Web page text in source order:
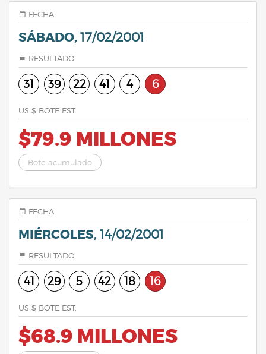
FECHA
SÁBADO, 17/02/2001
RESULTADO
31 39 22 41 4 6
US $ BOTE EST.
$79.9 MILLONES
Bote acumulado
FECHA
MIÉRCOLES, 14/02/2001
RESULTADO
41 29 5 42 18 16
US $ BOTE EST.
$68.9 MILLONES